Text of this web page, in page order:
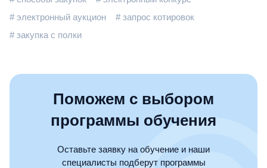
# электронный аукцион
# запрос котировок
# закупка с полки
Поможем с выбором
программы обучения
Оставьте заявку на обучение и наши
специалисты подберут программы